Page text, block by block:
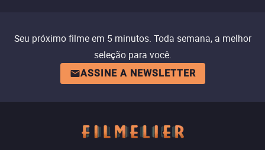
Seu próximo filme em 5 minutos. Toda semana, a melhor
seleção para você.
ASSINE A NEWSLETTER